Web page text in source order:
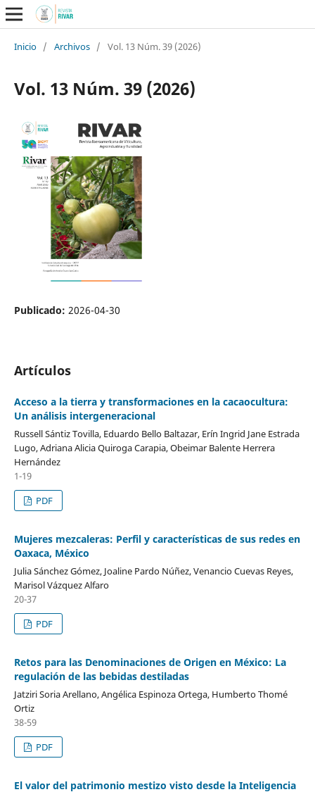
Inicio / Archivos / Vol. 13 Núm. 39 (2026)
Vol. 13 Núm. 39 (2026)
Publicado: 2026-04-30
Artículos
Acceso a la tierra y transformaciones en la cacaocultura:
Un análisis intergeneracional
Russell Sántiz Tovilla, Eduardo Bello Baltazar, Erín Ingrid Jane Estrada
Lugo, Adriana Alicia Quiroga Carapia, Obeimar Balente Herrera
Hernández
1-19
PDF
Mujeres mezcaleras: Perfil y características de sus redes en
Oaxaca, México
Julia Sánchez Gómez, Joaline Pardo Núñez, Venancio Cuevas Reyes,
Marisol Vázquez Alfaro
20-37
PDF
Retos para las Denominaciones de Origen en México: La
regulación de las bebidas destiladas
Jatziri Soria Arellano, Angélica Espinoza Ortega, Humberto Thomé
Ortiz
38-59
PDF
El valor del patrimonio mestizo visto desde la Inteligencia